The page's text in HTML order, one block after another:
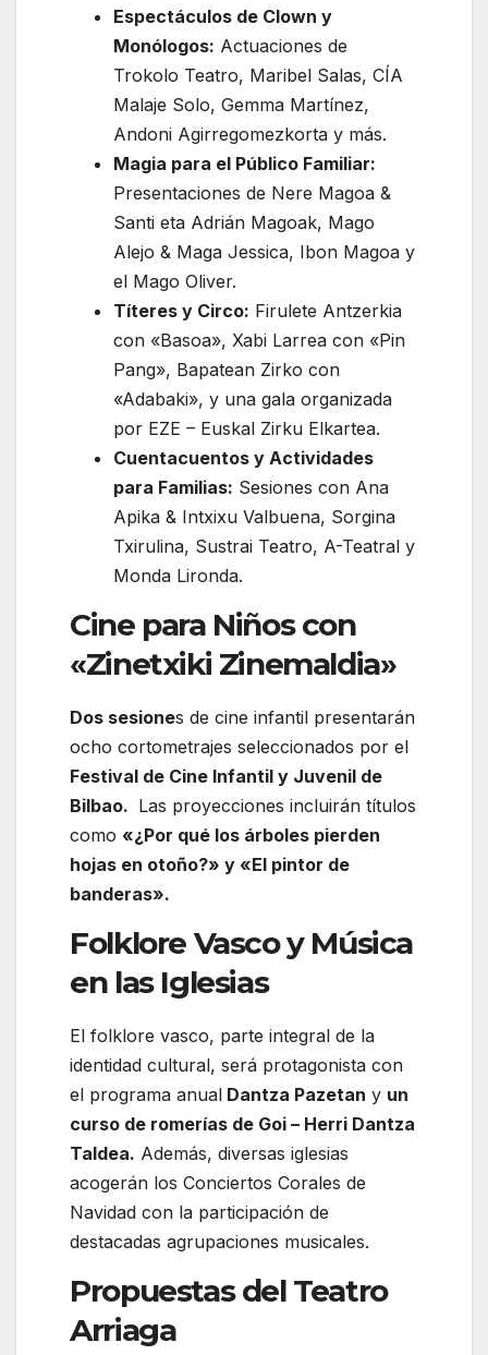
Espectáculos de Clown y
Monólogos: Actuaciones de
Trokolo Teatro, Maribel Salas, CÍA
Malaje Solo, Gemma Martínez,
Andoni Agirregomezkorta y más.
Magia para el Público Familiar:
Presentaciones de Nere Magoa &
Santi eta Adrián Magoak, Mago
Alejo & Maga Jessica, Ibon Magoa y
el Mago Oliver.
Títeres y Circo: Firulete Antzerkia
con «Basoa», Xabi Larrea con «Pin
Pang», Bapatean Zirko con
«Adabaki», y una gala organizada
por EZE – Euskal Zirku Elkartea.
Cuentacuentos y Actividades
para Familias: Sesiones con Ana
Apika & Intxixu Valbuena, Sorgina
Txirulina, Sustrai Teatro, A-Teatral y
Monda Lironda.
Cine para Niños con
«Zinetxiki Zinemaldia»
Dos sesiones de cine infantil presentarán
ocho cortometrajes seleccionados por el
Festival de Cine Infantil y Juvenil de
Bilbao. Las proyecciones incluirán títulos
como «¿Por qué los árboles pierden
hojas en otoño?» y «El pintor de
banderas».
Folklore Vasco y Música
en las Iglesias
El folklore vasco, parte integral de la
identidad cultural, será protagonista con
el programa anual Dantza Pazetan y un
curso de romerías de Goi – Herri Dantza
Taldea. Además, diversas iglesias
acogerán los Conciertos Corales de
Navidad con la participación de
destacadas agrupaciones musicales.
Propuestas del Teatro
Arriaga